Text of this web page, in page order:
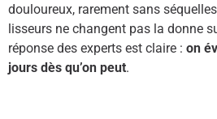
douloureux, rarement sans
lisseurs ne changent pas la donne
réponse des experts est claire : on
jours dès qu’on peut.